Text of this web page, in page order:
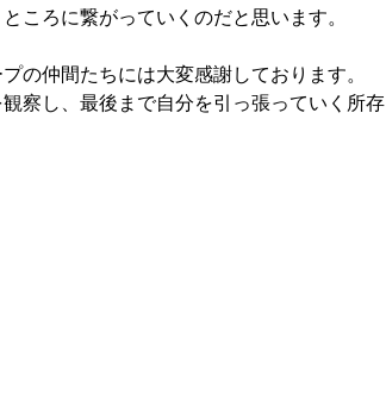
ころに繋がっていくのだと思います。
の仲間たちには大変感謝しております。
察し、最後まで自分を引っ張っていく所存